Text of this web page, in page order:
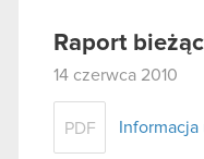
Raport
14 czerwca 2010
PDF